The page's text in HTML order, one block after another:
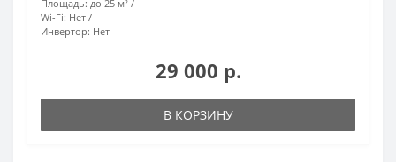
Площадь: до 25 м²
Wi-Fi: Нет
Инвертор: Нет
29 000 р.
В КОРЗИНУ